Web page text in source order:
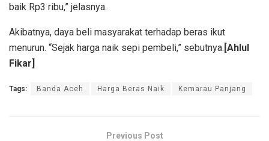
baik Rp3 ribu,” jelasnya.
Akibatnya, daya beli masyarakat terhadap beras ikut
menurun. “Sejak harga naik sepi pembeli,” sebutnya. [Ahlul
Fikar]
Tags: Banda Aceh Harga Beras Naik Kemarau Panjang
Previous Post